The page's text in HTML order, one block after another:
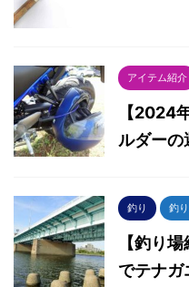
アイテム紹介
【2024
ルダーの
釣り 釣
【釣り
でテナガ